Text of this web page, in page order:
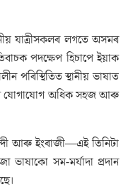
যাত্ৰীসকলৰ লগতে অসমৰ
পদক্ষেপ হিচাপে ইয়াক
পৰিস্থিতিত স্থানীয় ভাষাত
যোগাযোগ অধিক সহজ আৰু
আৰু ইংৰাজী—এই তিনিটা
ভাষাকো সম-মৰ্যাদা প্ৰদান